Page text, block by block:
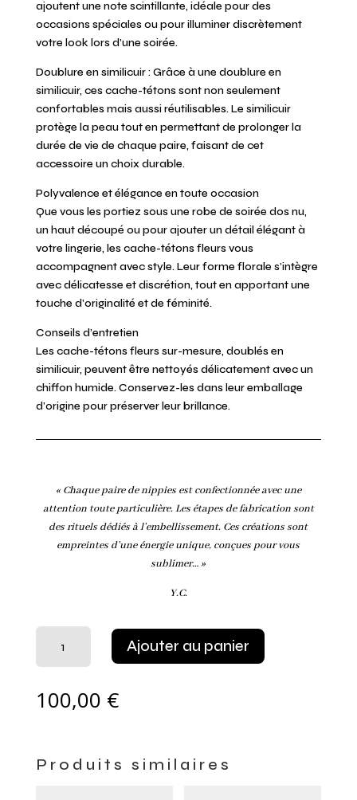
ajoutent une note scintillante, idéale pour des
occasions spéciales ou pour illuminer discrètement
votre look lors d’une soirée.
Doublure en similicuir : Grâce à une doublure en
similicuir, ces cache-tétons sont non seulement
confortables mais aussi réutilisables. Le similicuir
protège la peau tout en permettant de prolonger la
durée de vie de chaque paire, faisant de cet
accessoire un choix durable.
Polyvalence et élégance en toute occasion
Que vous les portiez sous une robe de soirée dos nu,
un haut découpé ou pour ajouter un détail élégant à
votre lingerie, les cache-tétons fleurs vous
accompagnent avec style. Leur forme florale s’intègre
avec délicatesse et discrétion, tout en apportant une
touche d’originalité et de féminité.
Conseils d’entretien
Les cache-tétons fleurs sur-mesure, doublés en
similicuir, peuvent être nettoyés délicatement avec un
chiffon humide. Conservez-les dans leur emballage
d’origine pour préserver leur brillance.
« Chaque paire de nippies est confectionnée avec une
attention toute particulière. Les étapes de fabrication sont
des rituels dédiés à l’embellissement. Ces créations sont
empreintes d’une énergie unique, conçues pour vous
sublimer… »
Y.C.
Cache
Calypso
Ajouter au panier
100,00 €
Produits similaires